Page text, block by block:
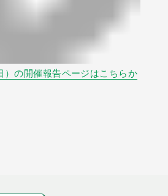
）の開催報告ページはこちらか